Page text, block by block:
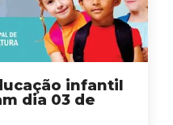
infantil
dia 03 de